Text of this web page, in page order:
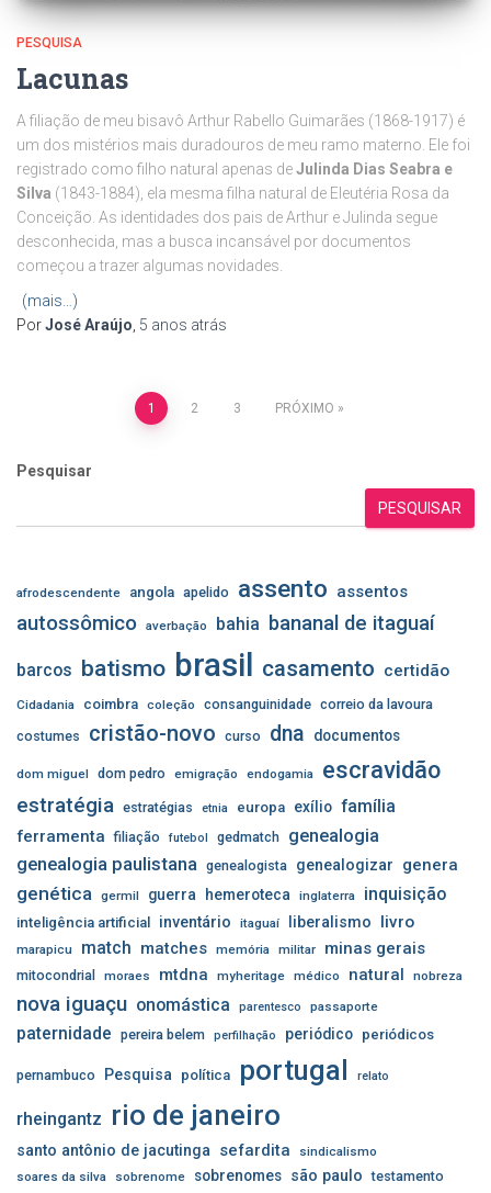
PESQUISA
Lacunas
A filiação de meu bisavô Arthur Rabello Guimarães (1868-1917) é
um dos mistérios mais duradouros de meu ramo materno. Ele foi
registrado como filho natural apenas deJulinda Dias Seabra e
Silva (1843-1884), ela mesma filha natural de Eleutéria Rosa da
Conceição. As identidades dos pais de Arthur e Julinda segue
desconhecida, mas a busca incansável por documentos
começou a trazer algumas novidades.
(mais…)
PorJosé Araújo 5 anos atrás
Paginação
de
1 2 3 PRÓXIMO
Pesquisar
PESQUISAR
afrodescendente angola apelido assento assentos
autossômico averbação bahia bananal de itaguaí
barcos batismo brasil casamento certidão
Cidadania coimbra coleção consanguinidade correio da lavoura
costumes
cristão-novo curso dna documentos
dom miguel dom pedro emigração endogamia escravidão
estratégia estratégias etnia europa exílio família
ferramenta filiação futebol gedmatch genealogia
genealogia paulistana genealogista genealogizar genera
genética germil guerra hemeroteca inglaterra inquisição
inteligência artificial inventário itaguaí liberalismo livro
marapicu match matches memória militar minas gerais
mitocondrial moraes mtdna myheritage médico natural nobreza
nova iguaçu onomástica parentesco passaporte
paternidade pereira belem perfilhação periódico periódicos
pernambuco Pesquisa política portugal relato
rheingantz rio de janeiro
santo antônio de jacutinga sefardita
sindicalismo
soares da silva
sobrenome sobrenomes são paulo testamento